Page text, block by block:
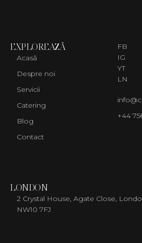
EXPLOREAZĂ
Acasă
Despre noi
Servicii
Catering
Blog
Contact
FB
IG
YT
LN
+44
LONDON
2 Crystal House, Agate Close,
NW10 7FJ